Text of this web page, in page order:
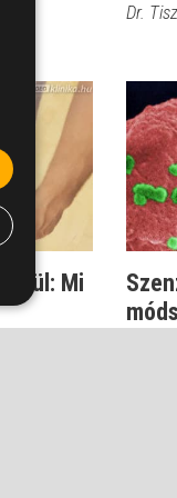
Dr.
Mi